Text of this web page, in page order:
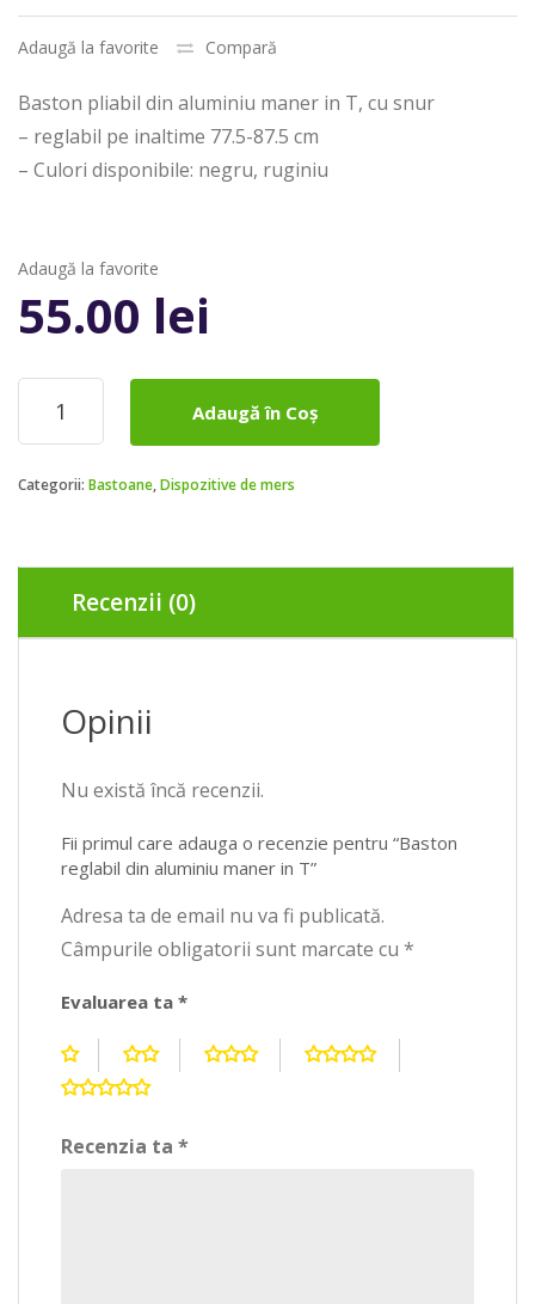
Adaugă la favorite Compară
Baston pliabil din aluminiu maner in T, cu snur
– reglabil pe inaltime 77.5-87.5 cm
– Culori disponibile: negru, ruginiu
Adaugă la favorite
55.00 lei
Cantitate
Baston
reglabil
aluminiu
T
Adaugă în Coș
Categorii: Bastoane,Dispozitive de mers
Recenzii (0)
Opinii
Nu există încă recenzii.
Fii primul care adauga o recenzie pentru “Baston
reglabil din aluminiu maner in T”
Adresa ta de email nu va fi publicată.
Câmpurile obligatorii sunt marcate cu *
Evaluarea ta *
Recenzia ta *